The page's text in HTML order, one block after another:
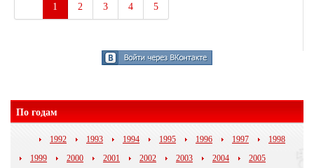
1 2 3 4 5
По годам
1992 1993 1994 1995 1996 1997
1998
1999
2000 2001 2002 2003 2004
2005